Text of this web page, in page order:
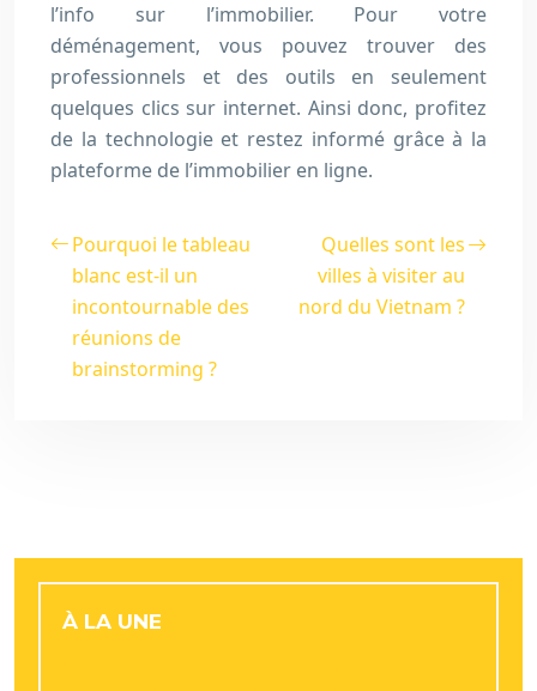
l’info sur l’immobilier. Pour votre
déménagement, vous pouvez trouver des
professionnels et des outils en seulement
quelques clics sur internet. Ainsi donc, profitez
de la technologie et restez informé grâce à la
plateforme de l’immobilier en ligne.
Pourquoi le tableau
blanc est-il un
incontournable des
réunions de
brainstorming ?
Quelles sont les
villes à visiter au
nord du Vietnam ?
À LA UNE